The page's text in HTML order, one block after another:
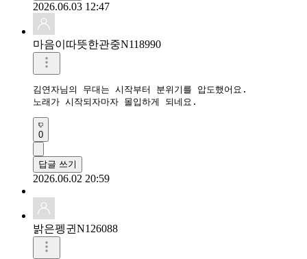
2026.06.03 12:47
마음이따뜻한관중N118990
김연자님의 무대는 시작부터 분위기를 압도했어요.
노래가 시작되자마자 몰입하게 되네요.
0
답글 쓰기
2026.06.02 20:59
밝은펭귄N126088